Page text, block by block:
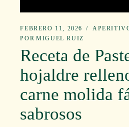
FEBRERO 11, 2026
POR MIGUEL RUIZ
Receta de
hojaldre
carne molida
sabrosos